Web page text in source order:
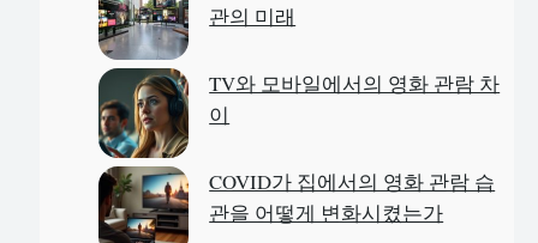
관의 미래
TV와 모바일에서의 영화 관람 차
이
COVID가 집에서의 영화 관람 습
관을 어떻게 변화시켰는가